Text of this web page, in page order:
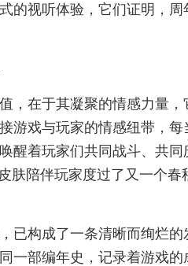
的视听体验，它们证明，
，在于其凝聚的情感力量
游戏与玩家的情感纽带，
醒着玩家们共同战斗、共
肤陪伴玩家度过了又一个
已构成了一条清晰而绚烂
一部编年史，记录着游戏